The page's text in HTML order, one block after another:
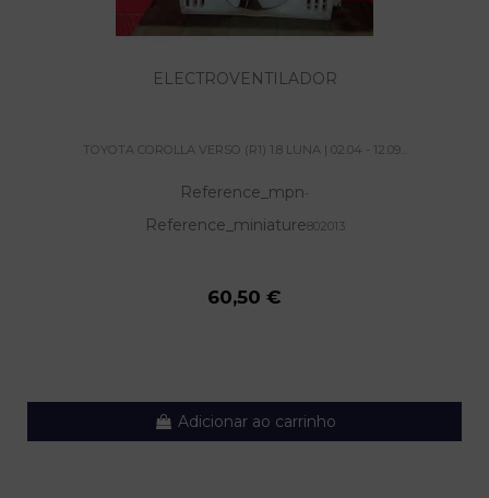
ELECTROVENTILADOR
TOYOTA COROLLA VERSO (R1) 1.8 LUNA | 02.04 - 12.09...
Reference_mpn-
Reference_miniature802013
60,50 €
Adicionar ao carrinho